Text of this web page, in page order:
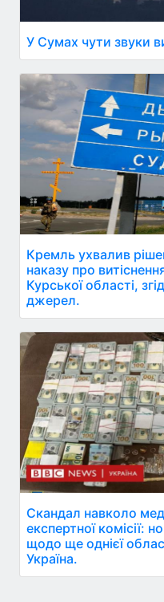
У Сумах чути звуки
Кремль ухвалив
наказу про
Курської області,
джерел.
Скандал навколо
експертної комісії:
щодо ще однієї
Україна.